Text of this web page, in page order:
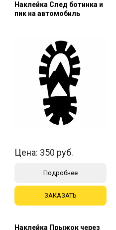
Наклейка След ботинка и
пик на автомобиль
Цена: 350 руб.
Подробнее
ЗАКАЗАТЬ
Наклейка Прыжок через